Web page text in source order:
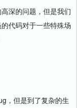
深的问题，但是我们
代码对于一些特殊场
但是到了复杂的生